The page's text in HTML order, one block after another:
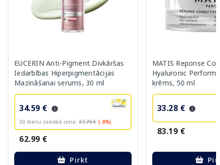
EUCERIN Anti-Pigment Divkāršas
Iedarbības Hiperpigmentācijas
Mazināšanai serums, 30 ml
34.59 €
30 dienu zemākā cena: 37.79 € (-8%)
62.99 €
Pirkt
MATIS Reponse
Hyaluronic
krēms, 50 ml
33.28 €
83.19 €